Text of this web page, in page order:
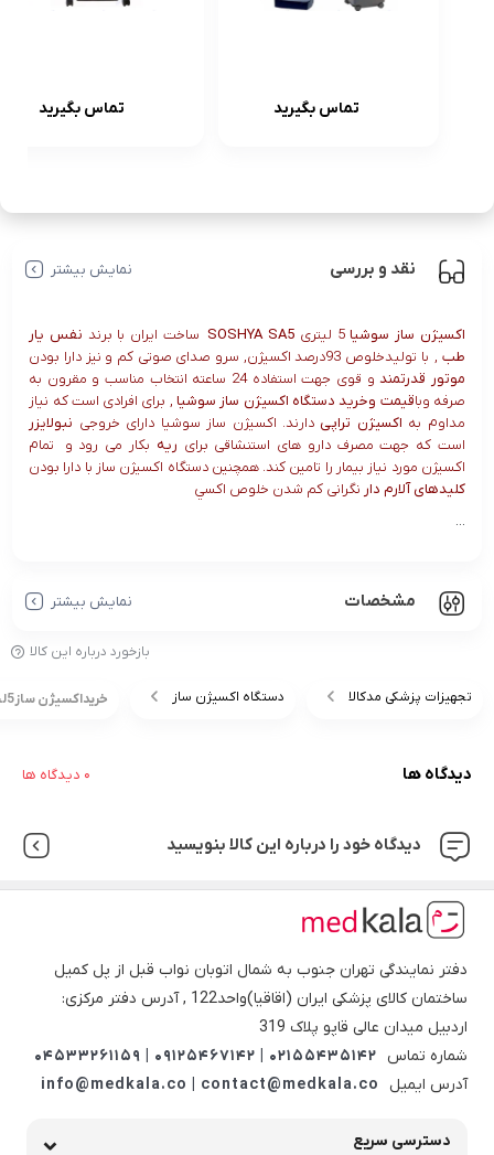
قرارداد
تماس بگیرید
یمت
تماس بگیرید
نقد و بررسی نمایش بیشتر
اکسيژن ساز سوشيا5 ليتری ساخت ايران با برند نفس يار
طب , با توليدخلوص 93درصد اکسيژن, سرو صدای صوتی کم و نيز دارا بودن
موتور قدرتمند
و قوی جهت استفاده 24 ساعته انتخاب مناسب و مقرون به
صرفه وباقیمت وخرید دستگاه اکسیژن ساز سوشیا , برای افرادی است که نياز
مداوم به اکسيژن تراپی دارند. اکسیژن ساز سوشیا دارای خروجی نبولايزر
است که جهت مصرف دارو های استنشاقی برای ريه بکار می رود و تمام
اکسیژن مورد نیاز بیمار را تامین کند. همچنين دستگاه اکسيژن ساز با دارا بودن
کلیدهای آلارم دار نگرانی کم شدن خلوص اکسي
...
مشخصات نمایش بیشتر
بازخورد درباره این کالا
تجهیزات پزشکی مدکالا دستگاه اکسیژن ساز خریداکسیژن ساز5لیتری سوشیا Soshya SA5+قیمت
دیدگاه ها 0 دیدگاه ها
دیدگاه خود را درباره این کالا بنویسید
دفتر نمایندگی تهران جنوب به شمال اتوبان نواب قبل از پل کمیل
ساختمان کالای پزشکی ایران (اقاقیا)واحد122 , آدرس دفتر مرکزی:
اردبیل میدان عالی قاپو پلاک 319
شماره تماس 02155435142 | 09125467142 | 04533261159
آدرس ایمیل
info@medkala.co | contact@medkala.co
دسترسی سریع